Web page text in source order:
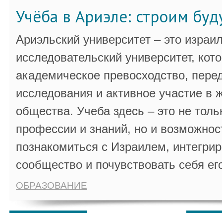
Учёба в Ариэле: строим
Ариэльский университет – это
исследовательский университет,
академическое превосходство,
исследования и активное участие в
общества. Учеба здесь – это не
профессии и знаний, но и
познакомиться с Израилем,
сообщество и почувствовать себя
ОБРАЗОВАНИЕ